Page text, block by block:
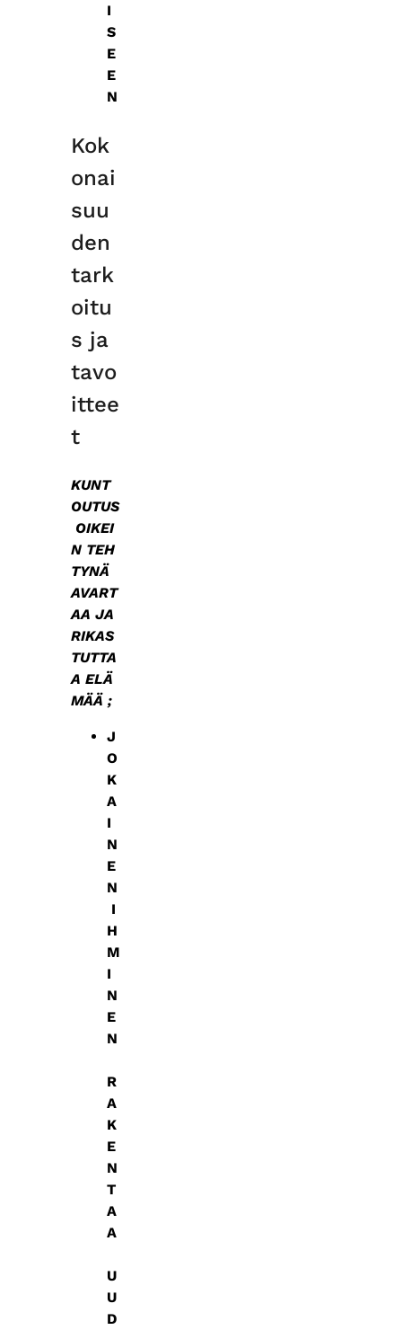
I
S
E
E
N
Kok
onai
suu
den
tark
oitu
s ja
tavo
ittee
t
KUNT
OUTUS
OIKEI
N TEH
TYNÄ
AVART
AA JA
RIKAS
TUTTA
A ELÄ
MÄÄ ;
J
O
K
A
I
N
E
N
I
H
M
I
N
E
N
R
A
K
E
N
T
A
A
U
U
D